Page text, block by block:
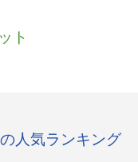
ト
人気ランキング